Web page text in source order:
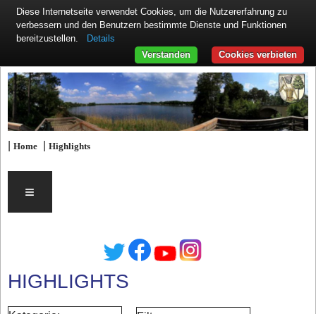
|Home |Highlights
≡
HIGHLIGHTS
Diese Internetseite verwendet Cookies, um die Nutzererfahrung zu
verbessern und den Benutzern bestimmte Dienste und Funktionen
bereitzustellen.
Details
Cookies verbieten
Verstanden